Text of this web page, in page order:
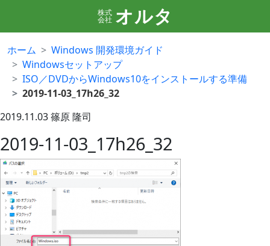
株式
会社 オルタ
ホーム
Windows 開発環境ガイド
Windowsセットアップ
ISO／DVDからWindows10をインストールする準備
2019-11-03_17h26_32
2019.11.03篠原 隆司
2019-11-03_17h26_32